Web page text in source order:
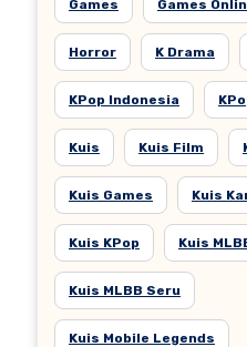
Games Games
Horror K Drama
KPop Indonesia
Kuis Kuis Film
Kuis Games Kuis
Kuis KPop Kuis
Kuis MLBB Seru
Kuis Mobile Legends